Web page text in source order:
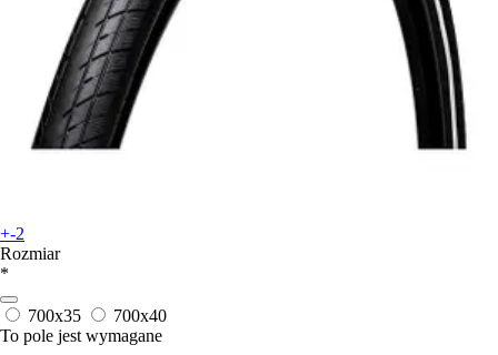
+-2
Rozmiar
*
700x35
700x40
To pole jest wymagane